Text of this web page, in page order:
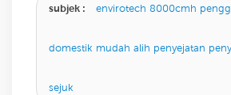
subjek : envirotech 8000cmh
domestik mudah alih penyejatan
sejuk